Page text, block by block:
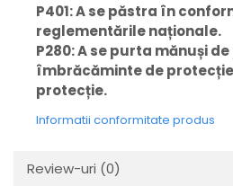
P401: A se păstra în
reglementările naționale.
P280: A se purta mănuși
îmbrăcăminte de
protecție.
Informatii conformitate produs
Review-uri (0)